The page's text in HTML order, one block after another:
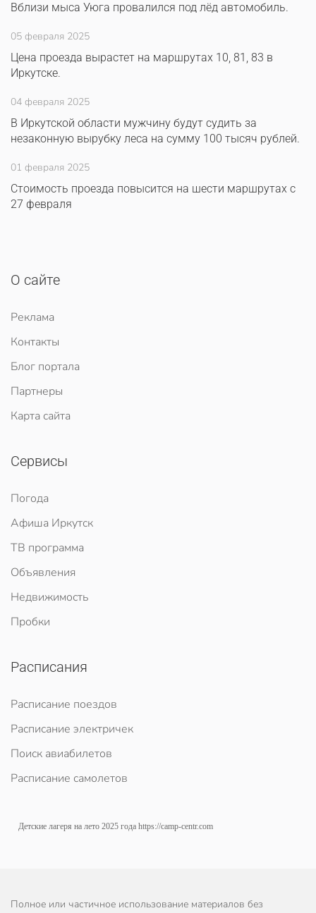
Вблизи мыса Уюга провалился под лёд автомобиль.
05 февраля 2025
Цена проезда вырастет на маршрутах 10, 81, 83 в
Иркутске.
04 февраля 2025
В Иркутской области мужчину будут судить за
незаконную вырубку леса на сумму 100 тысяч рублей.
01 февраля 2025
Стоимость проезда повысится на шести маршрутах с
27 февраля
О сайте
Реклама
Контакты
Блог портала
Партнеры
Карта сайта
Сервисы
Погода
Афиша Иркутск
ТВ программа
Объявления
Недвижимость
Пробки
Расписания
Расписание поездов
Расписание электричек
Поиск авиабилетов
Расписание самолетов
Детские лагеря на лето 2025 года https://camp-centr.com
Полное или частичное использование материалов без